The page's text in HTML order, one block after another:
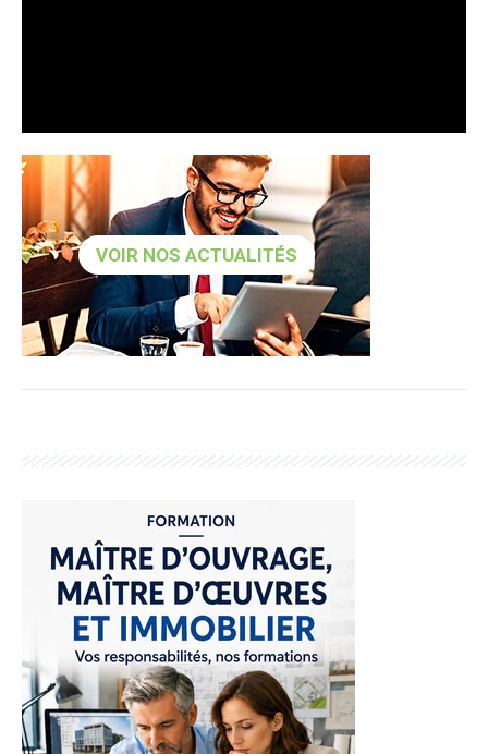
VOIR NOS ACTUALITÉS